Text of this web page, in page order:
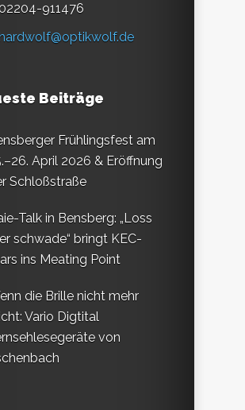
911476
Beiträge
Frühlingsfest am
April 2026 & Eröffnung
Schloßstraße
Talk in Bensberg: „Loss
schwade“ bringt KEC-
ins Meating Point
die Brille nicht mehr
Vario Digtital
von